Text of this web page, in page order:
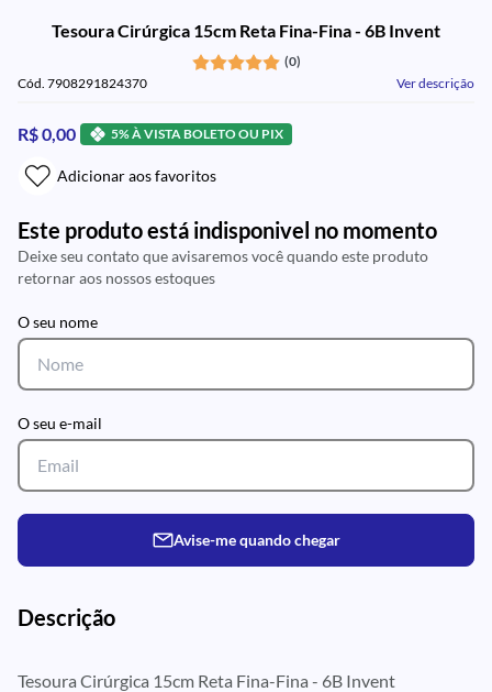
Tesoura Cirúrgica 15cm Reta Fina-Fina - 6B Invent
(0)
Cód. 7908291824370
Ver descrição
R$ 0,00 5% À VISTA BOLETO OU PIX
Adicionar aos favoritos
Este produto está indisponivel no momento
Deixe seu contato que avisaremos você quando este produto
retornar aos nossos estoques
O seu nome
O seu e-mail
Avise-me quando chegar
Descrição
Tesoura Cirúrgica 15cm Reta Fina-Fina - 6B Invent